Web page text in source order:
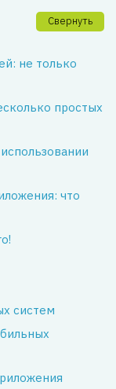
Свернуть
не только
простых
что
систем